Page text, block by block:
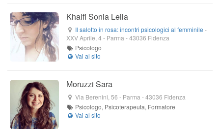
Khalfi Sonia Leila
Il salotto in rosa: incontri psicologici al femminile -
XXV Aprile, 4 - Parma -43036 Fidenza
Psicologo
Moruzzi Sara
Via Berenini, 56 - Parma -43036 Fidenza
Psicologo, Psicoterapeuta, Formatore